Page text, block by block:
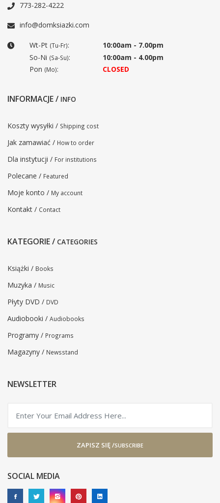
773-282-4222
info@domksiazki.com
Wt-Pt (Tu-Fr):
10:00am - 7.00pm
So-Ni (Sa-Su):
10:00am - 4.00pm
Pon (Mo): CLOSED
INFORMACJE / INFO
Koszty wysyłki / Shipping cost
Jak zamawiać / How to order
Dla instytucji / For institutions
Polecane / Featured
Moje konto / My account
Kontakt / Contact
KATEGORIE / CATEGORIES
Książki / Books
Muzyka / Music
Płyty DVD / DVD
Audiobooki / Audiobooks
Programy / Programs
Magazyny / Newsstand
NEWSLETTER
ZAPISZ SIĘ /SUBSCRIBE
SOCIAL MEDIA